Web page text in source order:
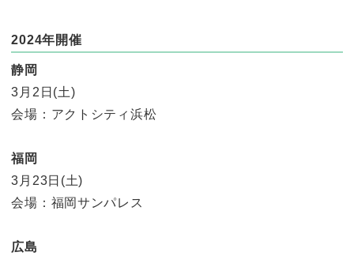
2024年開催
静岡
3月2日(土)
会場：アクトシティ浜松
福岡
3月23日(土)
会場：福岡サンパレス
広島